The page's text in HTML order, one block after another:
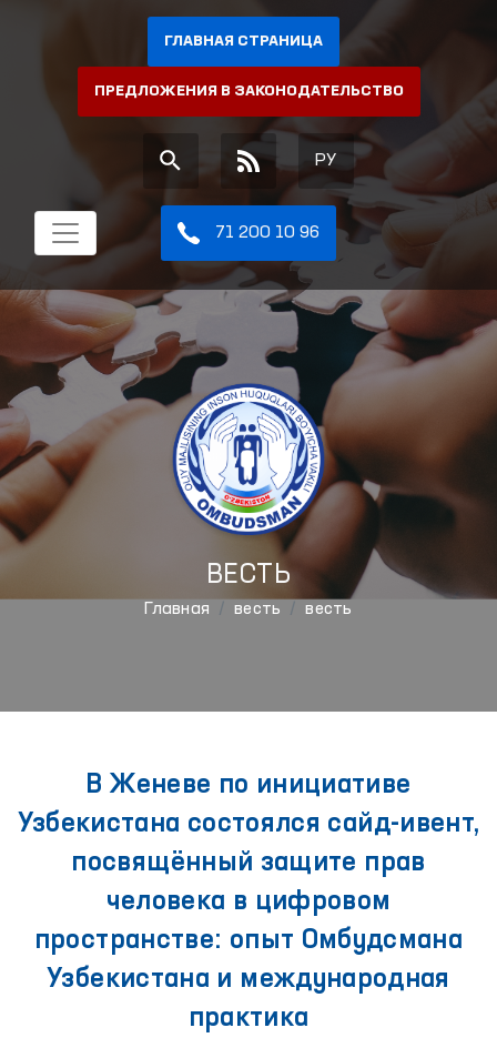
ГЛАВНАЯ СТРАНИЦА
ПРЕДЛОЖЕНИЯ В ЗАКОНОДАТЕЛЬСТВО
РУ
71 200 10 96
ВЕСТЬ
Главная весть весть
В Женеве по инициативе
Узбекистана состоялся сайд-ивент,
посвящённый защите прав
человека в цифровом
пространстве: опыт Омбудсмана
Узбекистана и международная
практика